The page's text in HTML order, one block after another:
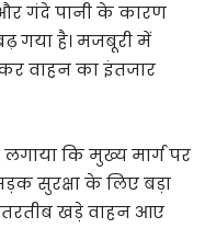
गंदे पानी के कारण
गया है। मजबूरी में
वाहन का इंतजार
कि मुख्य मार्ग पर
सुरक्षा के लिए बड़ा
खड़े वाहन आए